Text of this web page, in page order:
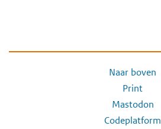
Naar boven
Print
Mastodon
Codeplatform